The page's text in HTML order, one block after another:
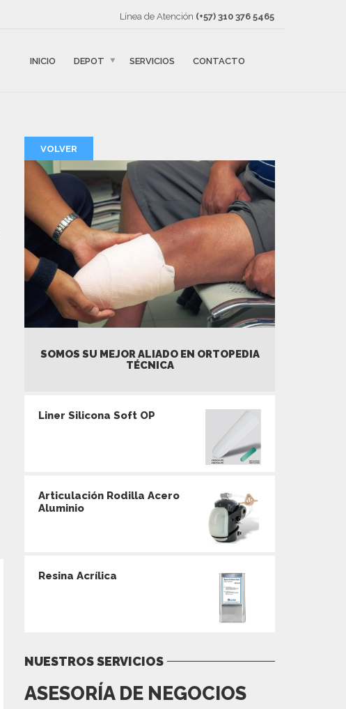
Línea de Atención (+57) ‎310 376 5465
INICIO DEPOT SERVICIOS CONTACTO
VOLVER
SOMOS SU MEJOR ALIADO EN ORTOPEDIA
TÉCNICA
Liner Silicona Soft OP
Articulación Rodilla Acero
Aluminio
Resina Acrílica
NUESTROS SERVICIOS
ASESORÍA DE NEGOCIOS